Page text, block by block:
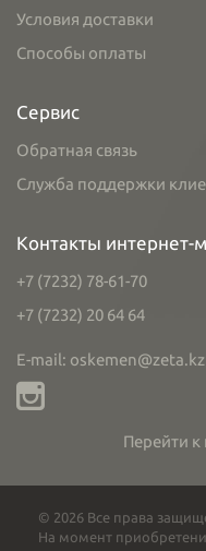
Условия доставки
Способы оплаты
Сервис
Обратная связь
Служба поддержки
Контакты интернет-
+7 (7232) 78-61-70
+7 (7232) 20 64 64
E-mail: oskemen@zeta.kz
Перейти к
© 2026 Все права
На момент